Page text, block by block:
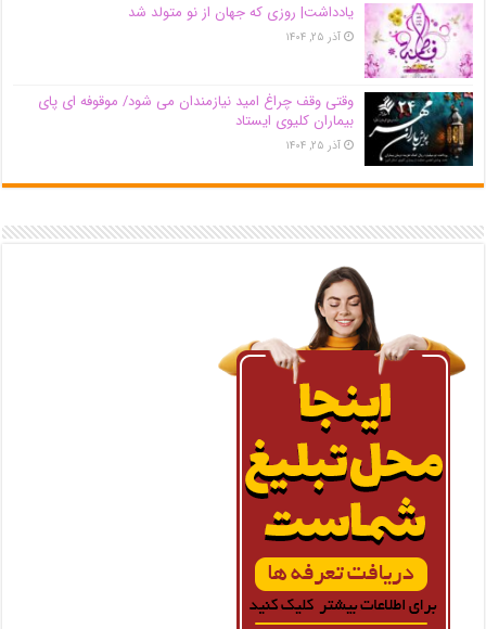
یادداشت| روزی که جهان از نو متولد شد
آذر ۲۵, ۱۴۰۴
وقتی وقف چراغ امید نیازمندان می شود/ موقوفه ای پای
بیماران کلیوی ایستاد
آذر ۲۵, ۱۴۰۴